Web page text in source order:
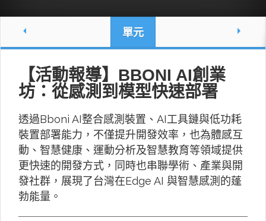
單元
【活動報導】BBONI AI創業
坊：從感測到模型快速部署
透過Bboni AI整合感測裝置、AI工具鏈與低功耗
裝置部署能力，不僅提升開發效率，也為體感互
動、智慧健康、運動分析及智慧教育等領域提供
更快速的開發方式，同時也串聯學術、產業與開
發社群，展現了台灣在Edge AI 與智慧感測的蓬
勃能量。